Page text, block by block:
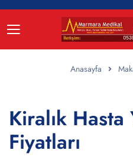
Anasayfa
Kiralık Hasta
Fiyatları